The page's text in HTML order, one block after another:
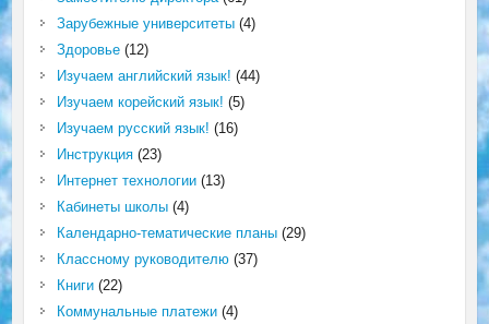
Зарубежные университеты(4)
Здоровье(12)
Изучаем английский язык! (44)
Изучаем корейский язык! (5)
Изучаем русский язык! (16)
Инструкция(23)
Интернет технологии(13)
Кабинеты школы(4)
Календарно-тематические планы(29)
Классному руководителю(37)
Книги(22)
Коммунальные платежи(4)